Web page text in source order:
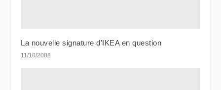
La nouvelle signature d’IKEA en question
11/10/2008